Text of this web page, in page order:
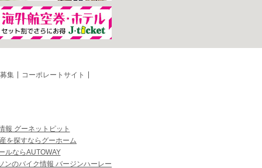
集 コーポレートサイト
報 グーネットピット
を探すならグーホーム
ルならAUTOWAY
ンのバイク情報 バージンハーレー